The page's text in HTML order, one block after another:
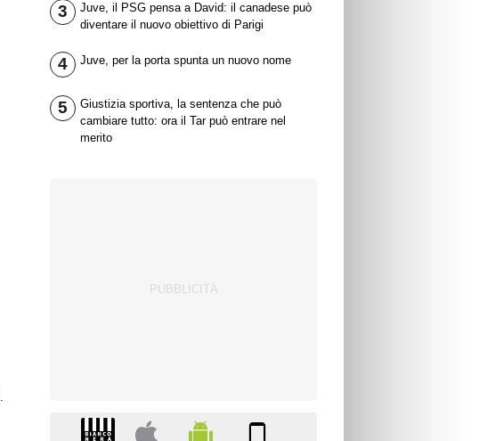
3
Juve, il PSG pensa a David: il canadese può
diventare il nuovo obiettivo di Parigi
4 Juve, per la porta spunta un nuovo nome
5
Giustizia sportiva, la sentenza che può
cambiare tutto: ora il Tar può entrare nel
merito